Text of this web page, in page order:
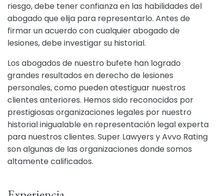
riesgo, debe tener confianza en las habilidades del
abogado que elija para representarlo. Antes de
firmar un acuerdo con cualquier abogado de
lesiones, debe investigar su historial.
Los abogados de nuestro bufete han logrado
grandes resultados en derecho de lesiones
personales, como pueden atestiguar nuestros
clientes anteriores. Hemos sido reconocidos por
prestigiosas organizaciones legales por nuestro
historial inigualable en representación legal experta
para nuestros clientes. Super Lawyers y Avvo Rating
son algunas de las organizaciones donde somos
altamente calificados.